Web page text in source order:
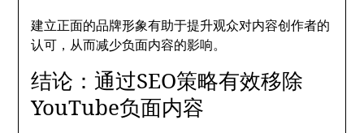
建立正面的品牌形象有助于提升观众对内容创作者的
认可，从而减少负面内容的影响。
结论：通过SEO策略有效移除
YouTube负面内容